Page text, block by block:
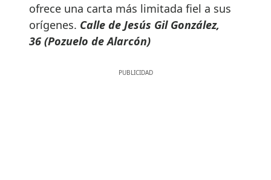
ofrece una carta más limitada fiel a sus
orígenes. Calle de Jesús Gil González,
36 (Pozuelo de Alarcón)